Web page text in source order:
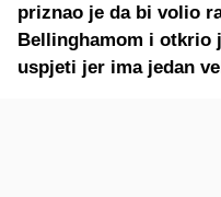
priznao je da bi volio
Bellinghamom i otkrio
uspjeti jer ima jedan